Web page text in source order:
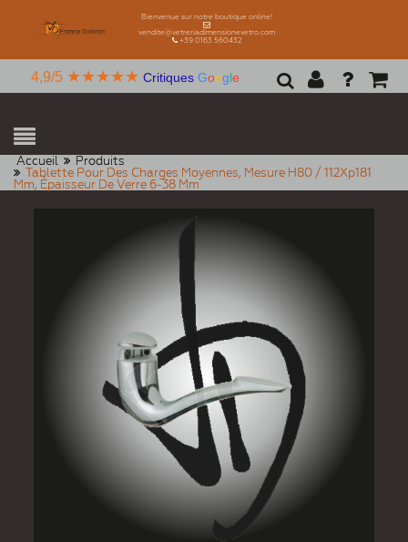
Bienvenue sur notre boutique online!
vendite@vetreriadimensionevetro.com
+39 0163 560432
4,9/5 ★★★★★ Critiques Google
Accueil
Produits
Tablette Pour Des Charges Moyennes, Mesure H80 / 112Xp181
Mm, Épaisseur De Verre 6-38 Mm